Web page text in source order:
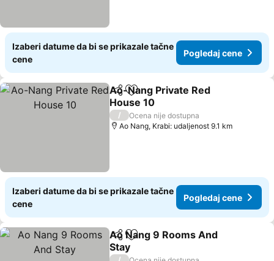
Izaberi datume da bi se prikazale tačne
cene
Pogledaj cene
Deli Dodati u favorite
Ao-Nang Private Red
House 10
/
Ocena nije dostupna
Ao Nang, Krabi: udaljenost 9.1 km
Izaberi datume da bi se prikazale tačne
cene
Pogledaj cene
Deli Dodati u favorite
Ao Nang 9 Rooms And
Stay